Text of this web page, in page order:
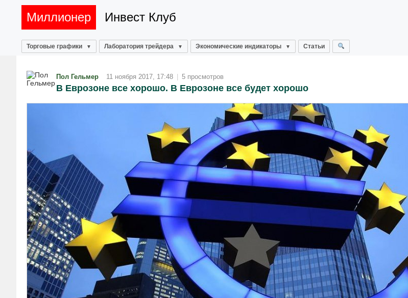
Миллионер Инвест Клуб
Торговые графики Лаборатория трейдера Экономические индикаторы Статьи
Пол Гельмер 11 ноября 2017, 17:48 | 5 просмотров
В Еврозоне все хорошо. В Еврозоне все будет хорошо